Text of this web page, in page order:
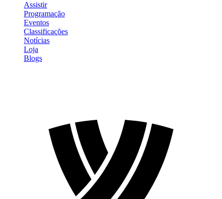
Assistir
Programação
Eventos
Classificações
Notícias
Loja
Blogs